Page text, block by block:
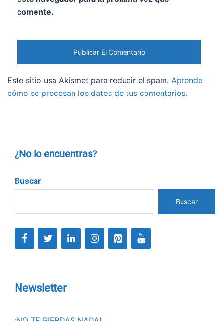
comente.
Este sitio usa Akismet para reducir el spam. Aprende
cómo se procesan los datos de tus comentarios.
¿No lo encuentras?
Buscar
Buscar
Newsletter